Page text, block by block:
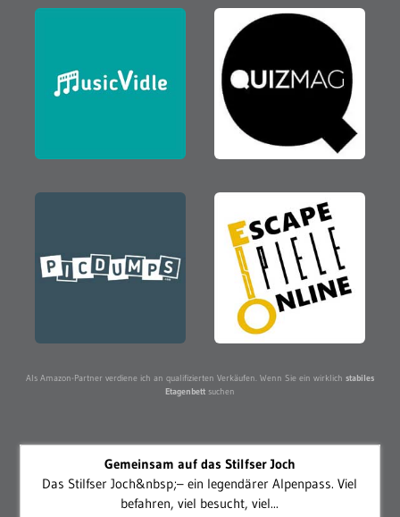
Als Amazon-Partner verdiene ich an qualifizierten Verkäufen. Wenn Sie ein wirklich stabiles
Etagenbettsuchen
Gemeinsam auf das Stilfser Joch
Das Stilfser Joch&nbsp;– ein legendärer Alpenpass. Viel
befahren, viel besucht, viel...